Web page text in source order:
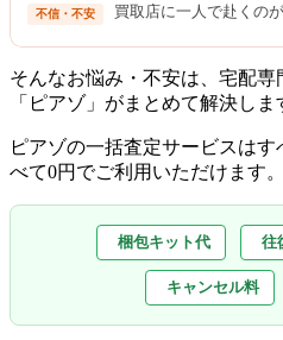
不信・不安 買取店に一人で赴くの
そんなお悩み・不安は、宅配
「ピアゾ」がまとめて解決しま
ピアゾの一括査定サービスはす
べて0円でご利用いただけます。
梱包キット代 往
キャンセル料